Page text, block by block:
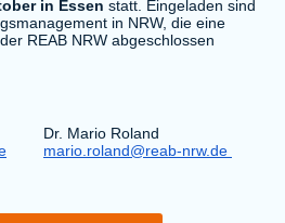
in Essen statt. Eingeladen sind
in NRW, die eine
REAB NRW abgeschlossen
Dr. Mario Roland
mario.roland@reab-nrw.de